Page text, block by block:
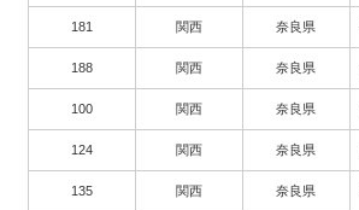
181 関西 奈良県
188 関西 奈良県
100 関西 奈良県
124 関西 奈良県
135 関西 奈良県